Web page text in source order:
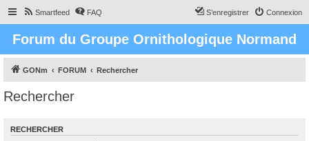
Smartfeed FAQ Connexion
S’enregistrer
Forum du Groupe Ornithologique Normand
GONm FORUM Rechercher
Rechercher
RECHERCHER